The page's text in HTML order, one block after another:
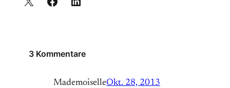
3 Kommentare
MademoiselleOkt. 28, 2013